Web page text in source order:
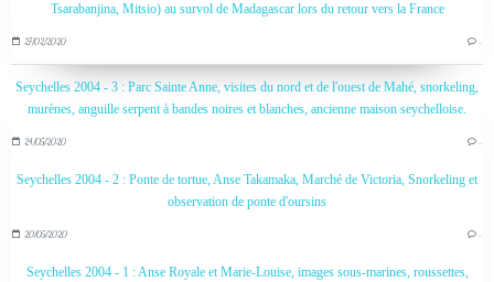
Tsarabanjina, Mitsio) au survol de Madagascar lors du retour vers la France
27/02/2020 …
Seychelles 2004 - 3 : Parc Sainte Anne, visites du nord et de l'ouest de Mahé, snorkeling,
murènes, anguille serpent à bandes noires et blanches, ancienne maison seychelloise.
24/05/2020 …
Seychelles 2004 - 2 : Ponte de tortue, Anse Takamaka, Marché de Victoria, Snorkeling et
observation de ponte d'oursins
20/05/2020 …
Seychelles 2004 - 1 : Anse Royale et Marie-Louise, images sous-marines, roussettes,